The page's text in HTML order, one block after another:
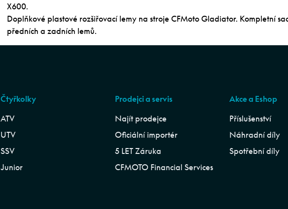
X600.
Doplňkové plastové rozšiřovací lemy na stroje CFMoto Gladiator. Kompletní
předních a zadních lemů.
Čtyřkolky
ATV
UTV
SSV
Junior
Prodejci a servis
Najít prodejce
Oficiální importér
5 LET Záruka
CFMOTO Financial Services
Akce a Eshop
Příslušenství
Náhradní díly
Spotřební díly